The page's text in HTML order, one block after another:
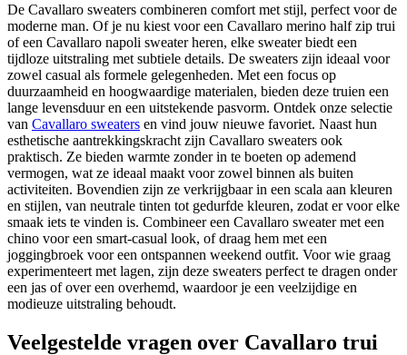
De Cavallaro sweaters combineren comfort met stijl, perfect voor de
moderne man. Of je nu kiest voor een Cavallaro merino half zip trui
of een Cavallaro napoli sweater heren, elke sweater biedt een
tijdloze uitstraling met subtiele details. De sweaters zijn ideaal voor
zowel casual als formele gelegenheden. Met een focus op
duurzaamheid en hoogwaardige materialen, bieden deze truien een
lange levensduur en een uitstekende pasvorm. Ontdek onze selectie
van Cavallaro sweaters en vind jouw nieuwe favoriet. Naast hun
esthetische aantrekkingskracht zijn Cavallaro sweaters ook
praktisch. Ze bieden warmte zonder in te boeten op ademend
vermogen, wat ze ideaal maakt voor zowel binnen als buiten
activiteiten. Bovendien zijn ze verkrijgbaar in een scala aan kleuren
en stijlen, van neutrale tinten tot gedurfde kleuren, zodat er voor elke
smaak iets te vinden is. Combineer een Cavallaro sweater met een
chino voor een smart-casual look, of draag hem met een
joggingbroek voor een ontspannen weekend outfit. Voor wie graag
experimenteert met lagen, zijn deze sweaters perfect te dragen onder
een jas of over een overhemd, waardoor je een veelzijdige en
modieuze uitstraling behoudt.
Veelgestelde vragen over Cavallaro trui